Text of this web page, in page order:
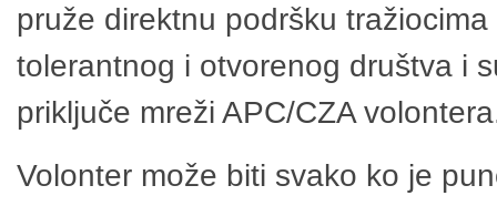
pruže direktnu podršku
tolerantnog i otvorenog društva i
priključe mreži APC/CZA
Volonter može biti svako ko je